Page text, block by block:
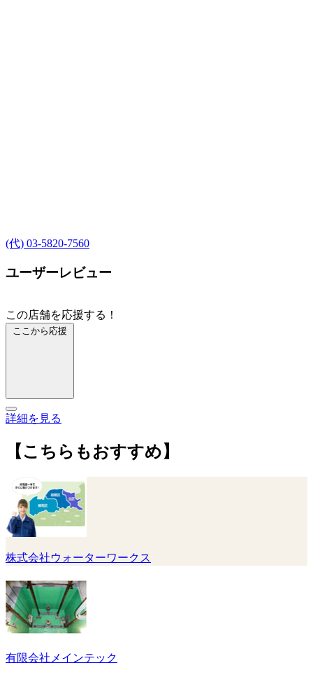
(代) 03-5820-7560
ユーザーレビュー
この店舗を応援する！
ここから応援
詳細を見る
【こちらもおすすめ】
株式会社ウォーターワークス
有限会社メインテック